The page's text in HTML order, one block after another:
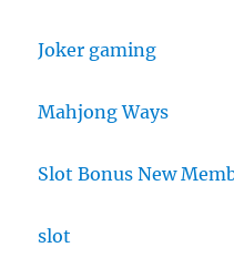
Joker gaming
Mahjong Ways
Slot Bonus New
slot